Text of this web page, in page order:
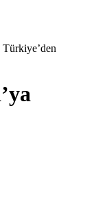
Türkiye’den